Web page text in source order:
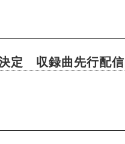
決定 収録曲先行配信